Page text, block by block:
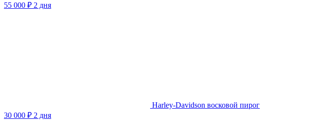
55 000 ₽ 2 дня
Harley-Davidson восковой пирог
30 000 ₽ 2 дня